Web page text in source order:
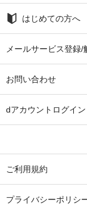
はじめての方へ
メールサービス登録/
お問い合わせ
dアカウントログイン
ご利用規約
プライバシーポリシ